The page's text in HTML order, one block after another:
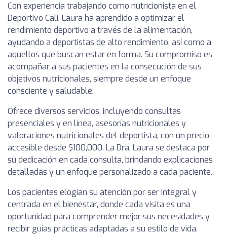
Con experiencia trabajando como nutricionista en el
Deportivo Cali, Laura ha aprendido a optimizar el
rendimiento deportivo a través de la alimentación,
ayudando a deportistas de alto rendimiento, así como a
aquellos que buscan estar en forma. Su compromiso es
acompañar a sus pacientes en la consecución de sus
objetivos nutricionales, siempre desde un enfoque
consciente y saludable.
Ofrece diversos servicios, incluyendo consultas
presenciales y en línea, asesorías nutricionales y
valoraciones nutricionales del deportista, con un precio
accesible desde $100,000. La Dra. Laura se destaca por
su dedicación en cada consulta, brindando explicaciones
detalladas y un enfoque personalizado a cada paciente.
Los pacientes elogian su atención por ser integral y
centrada en el bienestar, donde cada visita es una
oportunidad para comprender mejor sus necesidades y
recibir guías prácticas adaptadas a su estilo de vida.